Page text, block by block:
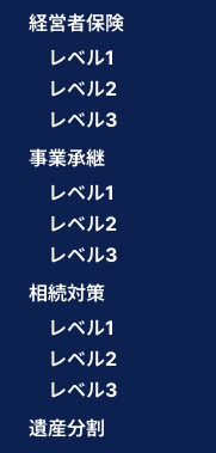
経営者保険
レベル1
レベル2
レベル3
事業承継
レベル1
レベル2
レベル3
相続対策
レベル1
レベル2
レベル3
遺産分割